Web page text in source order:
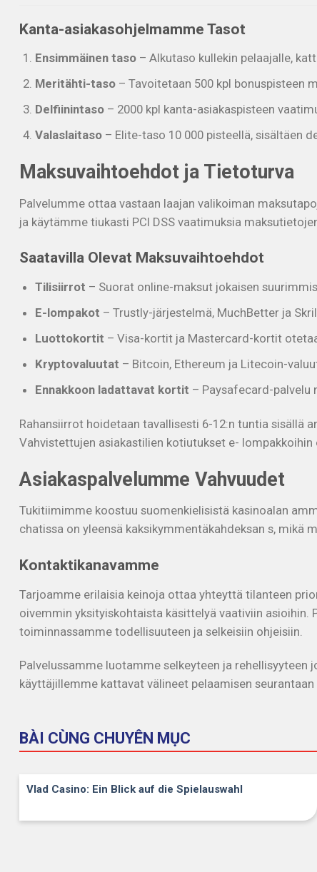
Kanta-asiakasohjelmamme Tasot
Ensimmäinen taso– Alkutaso kullekin pelaajalle,
Meritähti-taso– Tavoitetaan 500 kpl bonuspisteen
Delfiinintaso– 2000 kpl kanta-asiakaspisteen
Valaslaitaso– Elite-taso 10 000 pisteellä, sisältäen
Maksuvaihtoehdot ja Tietoturva
Palvelumme ottaa vastaan laajan valikoiman
ja käytämme tiukasti PCI DSS vaatimuksia
Saatavilla Olevat Maksuvaihtoehdot
Tilisiirrot – Suorat online-maksut jokaisen
E-lompakot – Trustly-järjestelmä, MuchBetter ja
Luottokortit – Visa-kortit ja Mastercard-kortit
Kryptovaluutat – Bitcoin, Ethereum ja Litecoin-
Ennakkoon ladattavat kortit – Paysafecard-palvelu
Rahansiirrot hoidetaan tavallisesti 6-12:n tuntia sisällä
Vahvistettujen asiakastilien kotiutukset e-
Asiakaspalvelumme Vahvuudet
Tukitiimimme koostuu suomenkielisistä kasinoalan
chatissa on yleensä kaksikymmentäkahdeksan s,
Kontaktikanavamme
Tarjoamme erilaisia keinoja ottaa yhteyttä tilanteen
oivemmin yksityiskohtaista käsittelyä vaativiin asioihin.
toiminnassamme todellisuuteen ja selkeisiin ohjeisiin.
Palvelussamme luotamme selkeyteen ja
käyttäjillemme kattavat välineet pelaamisen
BÀI CÙNG CHUYÊN MỤC
Vlad Casino: Ein Blick auf die Spielauswahl